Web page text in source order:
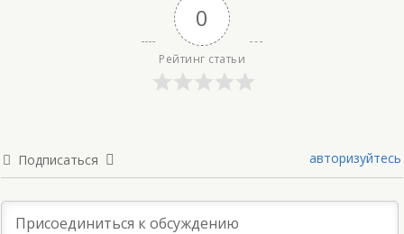
0
Рейтинг статьи
Подписаться авторизуйтесь